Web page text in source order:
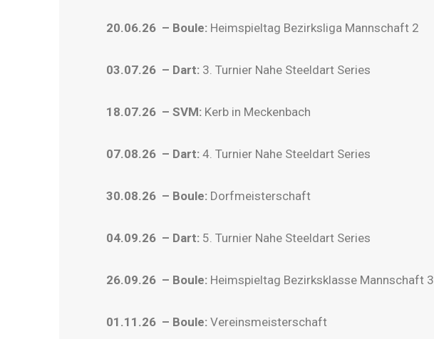
20.06.26 – Boule: Heimspieltag Bezirksliga Mannschaft 2
03.07.26 – Dart: 3. Turnier Nahe Steeldart Series
18.07.26 – SVM: Kerb in Meckenbach
07.08.26 – Dart: 4. Turnier Nahe Steeldart Series
30.08.26 – Boule: Dorfmeisterschaft
04.09.26 – Dart: 5. Turnier Nahe Steeldart Series
26.09.26 – Boule: Heimspieltag Bezirksklasse Mannschaft 3
01.11.26 – Boule: Vereinsmeisterschaft